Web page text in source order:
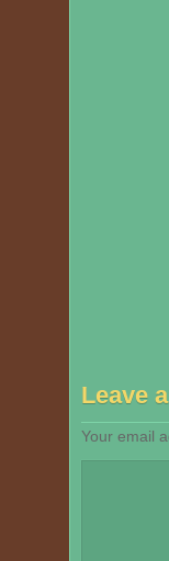
Leave
Your email